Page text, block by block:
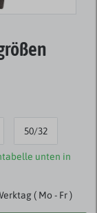
50/32
unten in
( Mo - Fr )